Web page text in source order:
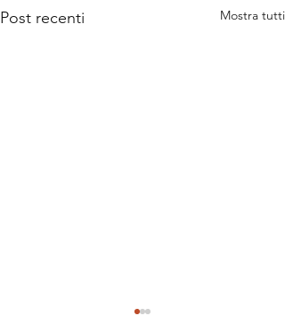
Post recenti Mostra tutti